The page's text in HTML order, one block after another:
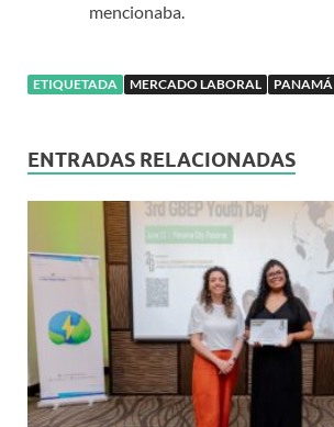
mencionaba.
ETIQUETADA MERCADO LABORAL PANAMÁ
ENTRADAS RELACIONADAS